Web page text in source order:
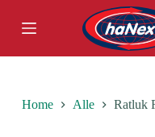
k
p
Home Alle Ratluk